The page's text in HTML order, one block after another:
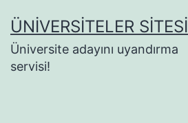
geçÜNIVERSITELER SITESI
Üniversite adayını uyandırma
servisi!